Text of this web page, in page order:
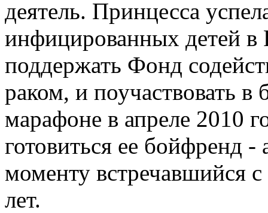
деятель. Принцесса
инфицированных детей в
поддержать Фонд
раком, и поучаствовать
марафоне в апреле 2010
готовиться ее бойфренд
моменту встречавшийся
лет.